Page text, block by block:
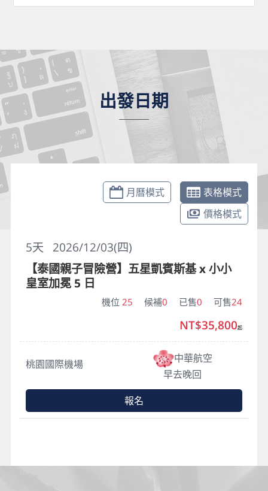
出發日期
月曆模式
表格模式
價格模式
2026/12/03(四)
5天
【泰國親子冒險營】五星凱賓斯基 x 小小
皇室加冕 5 日
機位 25 候補0 已售0 可售24
桃園國際機場
中華航空
早去晚回
NT$35,800起
報名